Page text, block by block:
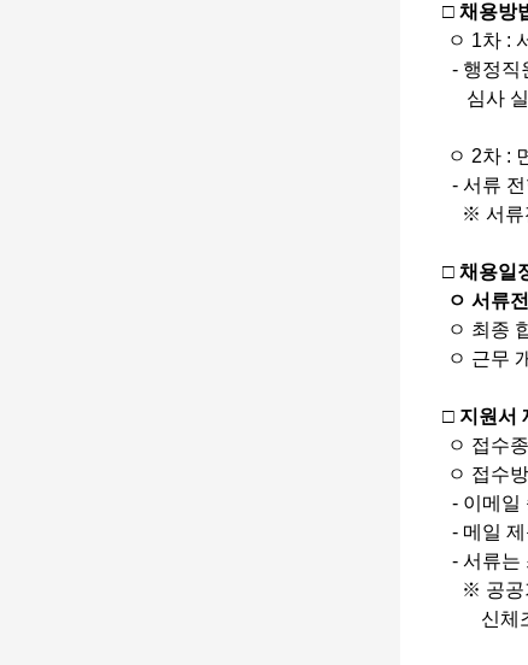
□ 채용방
ㅇ 1차 :
- 행정직
심사 실
ㅇ 2차 :
- 서류
※ 서류
□ 채용일
ㅇ 서류
ㅇ 최종
ㅇ 근무
□ 지원서
ㅇ 접수
ㅇ 접수
- 이메일
- 메일
- 서류는
※ 공공
신체조